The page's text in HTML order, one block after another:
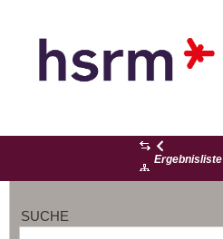
Ergebnisliste
SUCHE